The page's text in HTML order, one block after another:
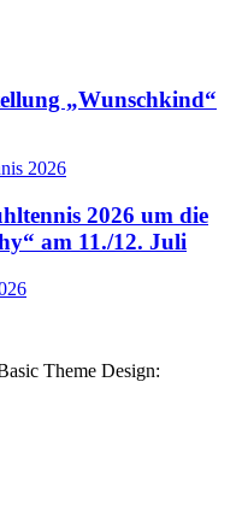
„Wunschkind“
2026 um die
am 11./12. Juli
Theme Design: